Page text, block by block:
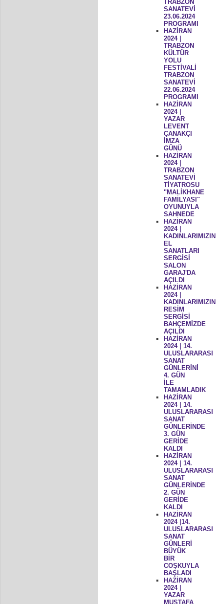
TRABZON
SANATEVİ
23.06.2024
PROGRAMI
HAZİRAN
2024 |
TRABZON
KÜLTÜR
YOLU
FESTİVALİ
TRABZON
SANATEVİ
22.06.2024
PROGRAMI
HAZİRAN
2024 |
YAZAR
LEVENT
ÇANAKÇI
İMZA
GÜNÜ
HAZİRAN
2024 |
TRABZON
SANATEVİ
TİYATROSU
"MALİKHANE
FAMİLYASI"
OYUNUYLA
SAHNEDE
HAZİRAN
2024 |
KADINLARIMIZIN
EL
SANATLARI
SERGİSİ
SALON
GARAJ'DA
AÇILDI
HAZİRAN
2024 |
KADINLARIMIZIN
RESİM
SERGİSİ
BAHÇEMİZDE
AÇILDI
HAZİRAN
2024 | 14.
ULUSLARARASI
SANAT
GÜNLERİNİ
4. GÜN
İLE
TAMAMLADIK
HAZİRAN
2024 | 14.
ULUSLARARASI
SANAT
GÜNLERİNDE
3. GÜN
GERİDE
KALDI
HAZİRAN
2024 | 14.
ULUSLARARASI
SANAT
GÜNLERİNDE
2. GÜN
GERİDE
KALDI
HAZİRAN
2024 |14.
ULUSLARARASI
SANAT
GÜNLERİ
BÜYÜK
BİR
COŞKUYLA
BAŞLADI
HAZİRAN
2024 |
YAZAR
MUSTAFA